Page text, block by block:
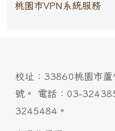
桃園市VPN系統服務
校址：33860桃園市蘆
號。 電話：03-
3245484。